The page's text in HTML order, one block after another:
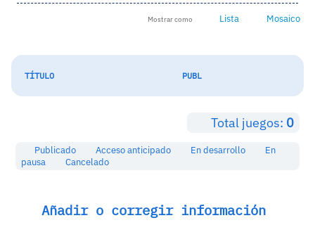
Mostrar como Lista Mosaico
TÍTULO PUBL
Total juegos: 0
Publicado Acceso anticipado En desarrollo
En
pausa
Cancelado
Añadir o corregir información